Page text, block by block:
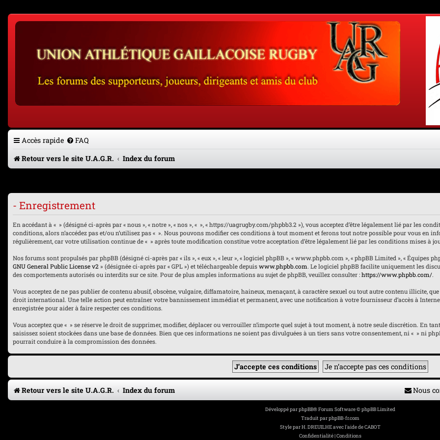
Accès rapide FAQ
Retour vers le site U.A.G.R.
Index du forum
- Enregistrement
En accédant à « » (désigné ci-après par « nous », « notre », « nos », « », « https://uagrugby.com/phpbb3.2 »), vous acceptez d’être légalement lié par les
conditions, alors n’accédez pas et/ou n’utilisez pas « ». Nous pouvons modifier ces conditions à tout moment et ferons tout notre possible pour vous en
régulièrement, car votre utilisation continue de « » après toute modification constitue votre acceptation d’être légalement lié par les conditions mises à
Nos forums sont propulsés par phpBB (désigné ci-après par « ils », « eux », « leur », « logiciel phpBB », « www.phpbb.com », « phpBB Limited », « Équipes
GNU General Public License v2 » (désignée ci-après par « GPL ») et téléchargeable depuiswww.phpbb.com. Le logiciel phpBB facilite uniquement les
des comportements autorisés ou interdits sur ce site. Pour de plus amples informations au sujet de phpBB, veuillez consulter :https://www.phpbb.com/.
Vous acceptez de ne pas publier de contenu abusif, obscène, vulgaire, diffamatoire, haineux, menaçant, à caractère sexuel ou tout autre contenu illicite,
droit international. Une telle action peut entraîner votre bannissement immédiat et permanent, avec une notification à votre fournisseur d’accès à Internet
enregistrée pour aider à faire respecter ces conditions.
Vous acceptez que « » se réserve le droit de supprimer, modifier, déplacer ou verrouiller n’importe quel sujet à tout moment, à notre seule discrétion. En
saisissez soient stockées dans une base de données. Bien que ces informations ne soient pas divulguées à un tiers sans votre consentement, ni « » ni
pourrait conduire à la compromission des données.
Retour vers le site U.A.G.R. Index du forum Nous
Développé parphpBB® Forum Software © phpBB Limited
Traduit parphpBB-fr.com
Style parH. DREUILHE avec l'aide de CABOT
Confidentialité|Conditions